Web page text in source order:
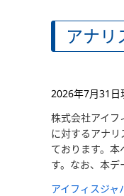
アナリ
2026年7月31日
株式会社アイフ
に対するアナ
ております。
す。なお、本デ
アイフィスジャ